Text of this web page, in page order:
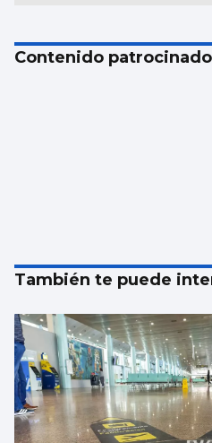
Contenido patrocinado
También te puede